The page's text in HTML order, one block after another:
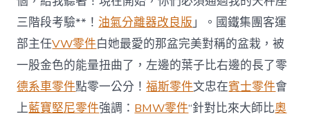
鐵
路
部
門
未
與
任
何
三階段考驗**！ 油氣分離器改良版」。國鐵集團客運
部主任VW零件白她最愛的那盆完美對稱的盆栽，被
一股金色的能量扭曲了，左邊的葉子比右邊的長了零
德系車零件點零一公分！福斯零件文忠在賓士零件會
上藍寶堅尼零件強調： BMW零件“針對比來大師比奧